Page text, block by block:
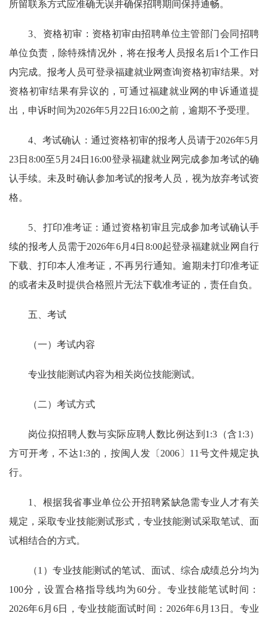
所留联系方式应准确无误并确保招聘期间保持通畅。
3、资格初审：资格初审由招聘单位主管部门会同招聘
单位负责，除特殊情况外，将在报考人员报名后1个工作日
内完成。报考人员可登录福建就业网查询资格初审结果。对
资格初审结果有异议的，可通过福建就业网的申诉通道提
出，申诉时间为2026年5月22日16:00之前，逾期不予受理。
4、考试确认：通过资格初审的报考人员请于2026年5月
23日8:00至5月24日16:00登录福建就业网完成参加考试的确
认手续。未及时确认参加考试的报考人员，视为放弃考试资
格。
5、打印准考证：通过资格初审且完成参加考试确认手
续的报考人员需于2026年6月4日8:00起登录福建就业网自行
下载、打印本人准考证，不再另行通知。逾期未打印准考证
的或者未及时提供合格照片无法下载准考证的，责任自负。
五、考试
（一）考试内容
专业技能测试内容为相关岗位技能测试。
（二）考试方式
岗位拟招聘人数与实际应聘人数比例达到1:3（含1:3）
方可开考，不达1:3的，按闽人发〔2006〕11号文件规定执
行。
1、根据我省事业单位公开招聘紧缺急需专业人才有关
规定，采取专业技能测试形式，专业技能测试采取笔试、面
试相结合的方式。
（1）专业技能测试的笔试、面试、综合成绩总分均为
100分，设置合格指导线均为60分。专业技能笔试时间：
2026年6月6日，专业技能面试时间：2026年6月13日。专业